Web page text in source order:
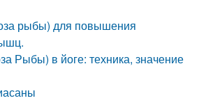
рыбы) для повышения
Рыбы) в йоге: техника, значение